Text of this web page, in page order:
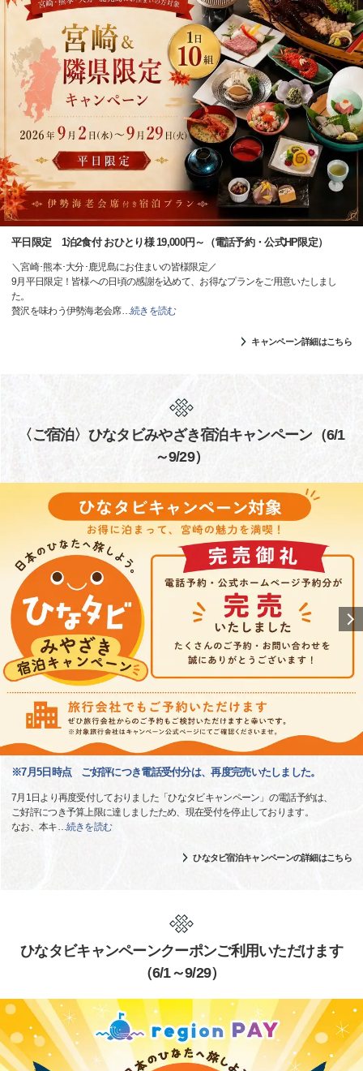
平日限定 1泊2食付 おひとり様 19,000円～（電話予約・公式HP限定）
＼宮崎･熊本･大分･鹿児島にお住まいの皆様限定／
9月平日限定！皆様への日頃の感謝を込めて、お得なプランをご用意いたしまし
た。
贅沢を味わう伊勢海老会席…続きを読む
キャンペーン詳細はこちら
〈ご宿泊〉ひなタビみやざき宿泊キャンペーン（6/1
～9/29）
※7月5日時点 ご好評につき電話受付分は、再度完売いたしました。
7月1日より再度受付しておりました「ひなタビキャンペーン」の電話予約は、
ご好評につき予算上限に達しましたため、現在受付を停止しております。
なお、本キ…続きを読む
ひなタビ宿泊キャンペーンの詳細はこちら
ひなタビキャンペーンクーポンご利用いただけます
（6/1～9/29）